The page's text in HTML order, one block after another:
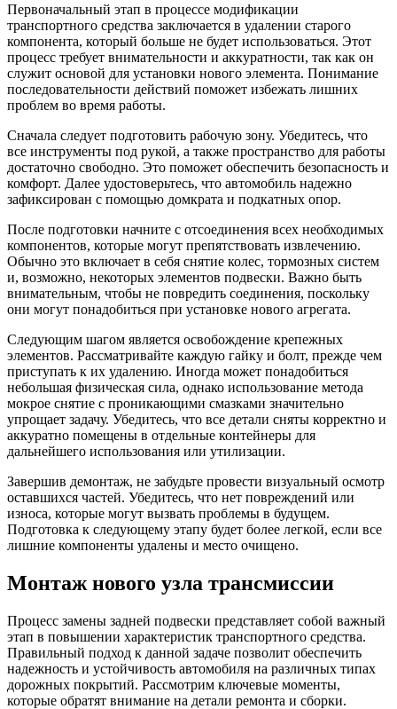
Первоначальный этап в процессе модификации
транспортного средства заключается в удалении старого
компонента, который больше не будет использоваться. Этот
процесс требует внимательности и аккуратности, так как он
служит основой для установки нового элемента. Понимание
последовательности действий поможет избежать лишних
проблем во время работы.
Сначала следует подготовить рабочую зону. Убедитесь, что
все инструменты под рукой, а также пространство для работы
достаточно свободно. Это поможет обеспечить безопасность и
комфорт. Далее удостоверьтесь, что автомобиль надежно
зафиксирован с помощью домкрата и подкатных опор.
После подготовки начните с отсоединения всех необходимых
компонентов, которые могут препятствовать извлечению.
Обычно это включает в себя снятие колес, тормозных систем
и, возможно, некоторых элементов подвески. Важно быть
внимательным, чтобы не повредить соединения, поскольку
они могут понадобиться при установке нового агрегата.
Следующим шагом является освобождение крепежных
элементов. Рассматривайте каждую гайку и болт, прежде чем
приступать к их удалению. Иногда может понадобиться
небольшая физическая сила, однако использование метода
мокрое снятие с проникающими смазками значительно
упрощает задачу. Убедитесь, что все детали сняты корректно и
аккуратно помещены в отдельные контейнеры для
дальнейшего использования или утилизации.
Завершив демонтаж, не забудьте провести визуальный осмотр
оставшихся частей. Убедитесь, что нет повреждений или
износа, которые могут вызвать проблемы в будущем.
Подготовка к следующему этапу будет более легкой, если все
лишние компоненты удалены и место очищено.
Монтаж нового узла трансмиссии
Процесс замены задней подвески представляет собой важный
этап в повышении характеристик транспортного средства.
Правильный подход к данной задаче позволит обеспечить
надежность и устойчивость автомобиля на различных типах
дорожных покрытий. Рассмотрим ключевые моменты,
которые обратят внимание на детали ремонта и сборки.